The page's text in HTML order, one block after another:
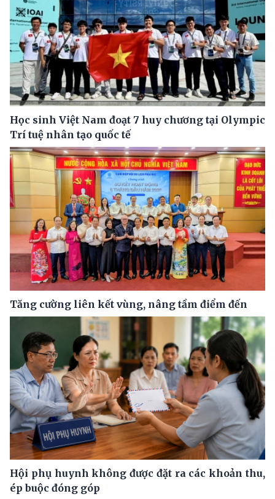
Học sinh Việt Nam đoạt 7 huy chương tại Olympic
Trí tuệ nhân tạo quốc tế
Tăng cường liên kết vùng, nâng tầm điểm đến
Hội phụ huynh không được đặt ra các khoản thu,
ép buộc đóng góp